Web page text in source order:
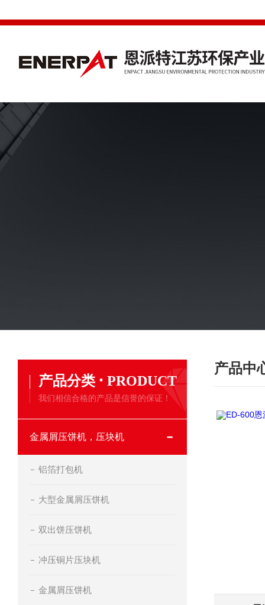
产品分类 · PRODUCT
我们相信合格的产品是信誉的保证！
金属屑压饼机，压块机
铝箔打包机
大型金属屑压饼机
双出饼压饼机
冲压铜片压块机
金属屑压饼机
产品中